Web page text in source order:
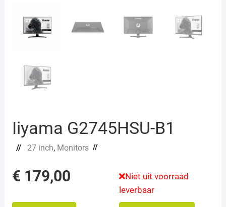
Iiyama G2745HSU-B1
// 27 inch, Monitors//
€ 179,00
Niet uit voorraad
leverbaar